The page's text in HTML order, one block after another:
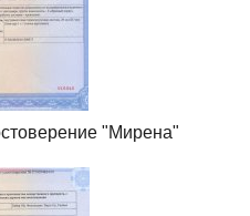
"Мирена"